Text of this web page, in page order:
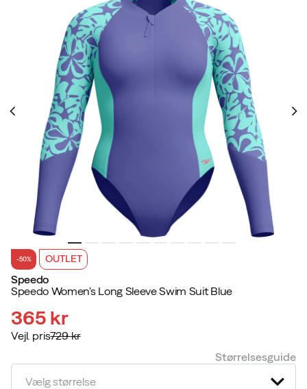
-50% OUTLET
Speedo
Speedo Women's Long Sleeve Swim Suit Blue
discounted
price
365 kr
original
price
Vejl. pris729 kr
Størrelsesguide
Vælg størrelse